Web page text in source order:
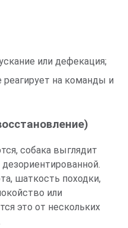
или дефекация;
реагирует на команды и
собака выглядит
шаткость походки,
или
это от нескольких